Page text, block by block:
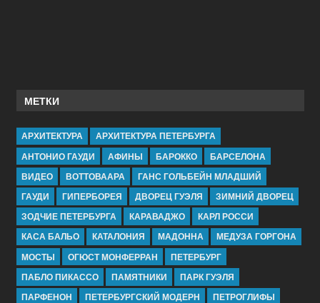
МЕТКИ
АРХИТЕКТУРА
АРХИТЕКТУРА ПЕТЕРБУРГА
АНТОНИО ГАУДИ
АФИНЫ БАРОККО
БАРСЕЛОНА
ВИДЕО
ВОТТОВААРА
ГАНС ГОЛЬБЕЙН МЛАДШИЙ
ГАУДИ
ГИПЕРБОРЕЯ ДВОРЕЦ ГУЭЛЯ
ЗИМНИЙ ДВОРЕЦ
ЗОДЧИЕ ПЕТЕРБУРГА
КАРАВАДЖО
КАРЛ РОССИ
КАСА БАЛЬО
КАТАЛОНИЯ МАДОННА
МЕДУЗА ГОРГОНА
МОСТЫ
ОГЮСТ МОНФЕРРАН
ПЕТЕРБУРГ
ПАБЛО ПИКАССО
ПАМЯТНИКИ
ПАРК ГУЭЛЯ
ПАРФЕНОН
ПЕТЕРБУРГСКИЙ МОДЕРН ПЕТРОГЛИФЫ